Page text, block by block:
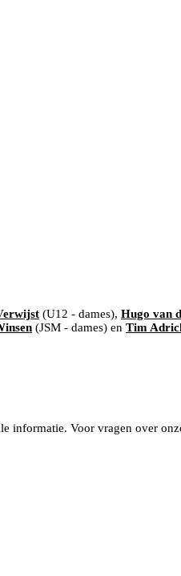
(U12 - dames), Hugo van
(JSM - dames) en Tim
informatie. Voor vragen over